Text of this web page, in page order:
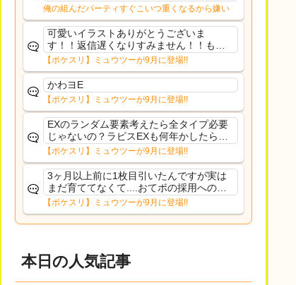
俺の組んだパーティすぐこいつ重くなるから嫌い
可愛いイラストありがとうございま
す！！返信遅くなりすみません！！もう
少ししたら通常再開できます！
【ポケスリ】ミュウツーが9月に登場!!
かわヨE
【ポケスリ】ミュウツーが9月に登場!!
EXのランダム要素考えたら全タイプ必要
じゃないの？ラピスEXも何年かしたら来
るだろうし後から厳選したい育てたいっ
て思ってもどうにもならないのがこのゲ
ームだしな
【ポケスリ】ミュウツーが9月に登場!!
3ヶ月以上前に1枚目引いたんですが実は
まだ育ててなくて....おてボの採用への影
響は勉強になります。ありがとうござい
ますオイルはだいぶ強めのABBレントラ
ーいて芋の方が不安なんで1枚目にしよう
【ポケスリ】ミュウツーが9月に登場!!
本日の人気記事